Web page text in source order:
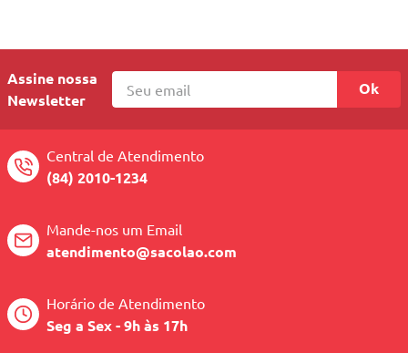
Assine nossa
Newsletter
Ok
Central de Atendimento
(84) 2010-1234
Mande-nos um Email
atendimento@sacolao.com
Horário de Atendimento
Seg a Sex - 9h às 17h